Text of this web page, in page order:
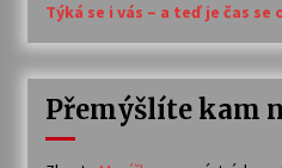
Týká se i vás – a teď je čas se
Přemýšlíte kam